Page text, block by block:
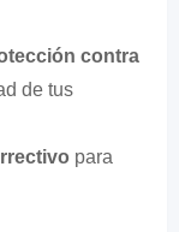
contra
de tus
para